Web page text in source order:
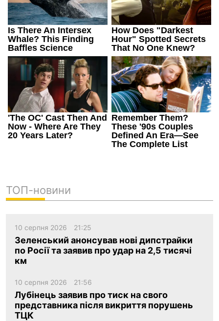
ТОП-новини
10 серпня 2026 21:25
Зеленський анонсував нові дипстрайки
по Росії та заявив про удар на 2,5 тисячі
км
10 серпня 2026 21:56
Лубінець заявив про тиск на свого
представника після викриття порушень
ТЦК